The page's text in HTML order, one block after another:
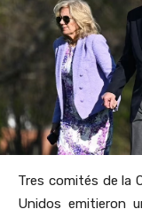
Tres comités de la
Unidos emitieron